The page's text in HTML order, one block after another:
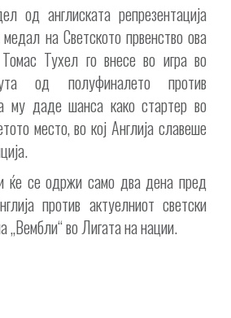
од англиската репрезентација
медал на Светското првенство ова
Тухел го внесе во игра во
од полуфиналето против
му даде шанса како стартер во
место, во кој Англија славеше
ќе се одржи само два дена пред
против актуелниот светски
„Вембли“ во Лигата на нации.